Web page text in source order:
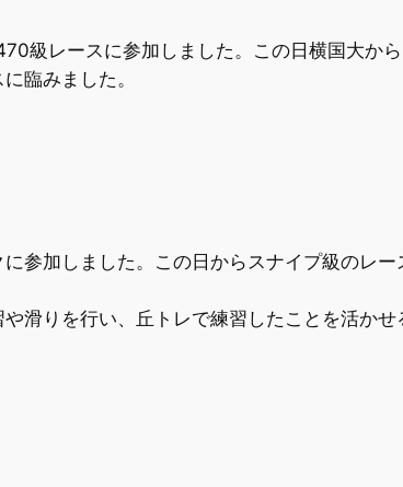
級レースに参加しました。この日横国大か
臨みました。
参加しました。この日からスナイプ級のレ
滑りを行い、丘トレで練習したことを活かせ